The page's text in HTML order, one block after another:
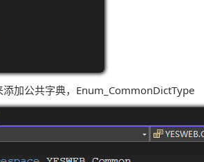
加公共字典，Enum_CommonDictType